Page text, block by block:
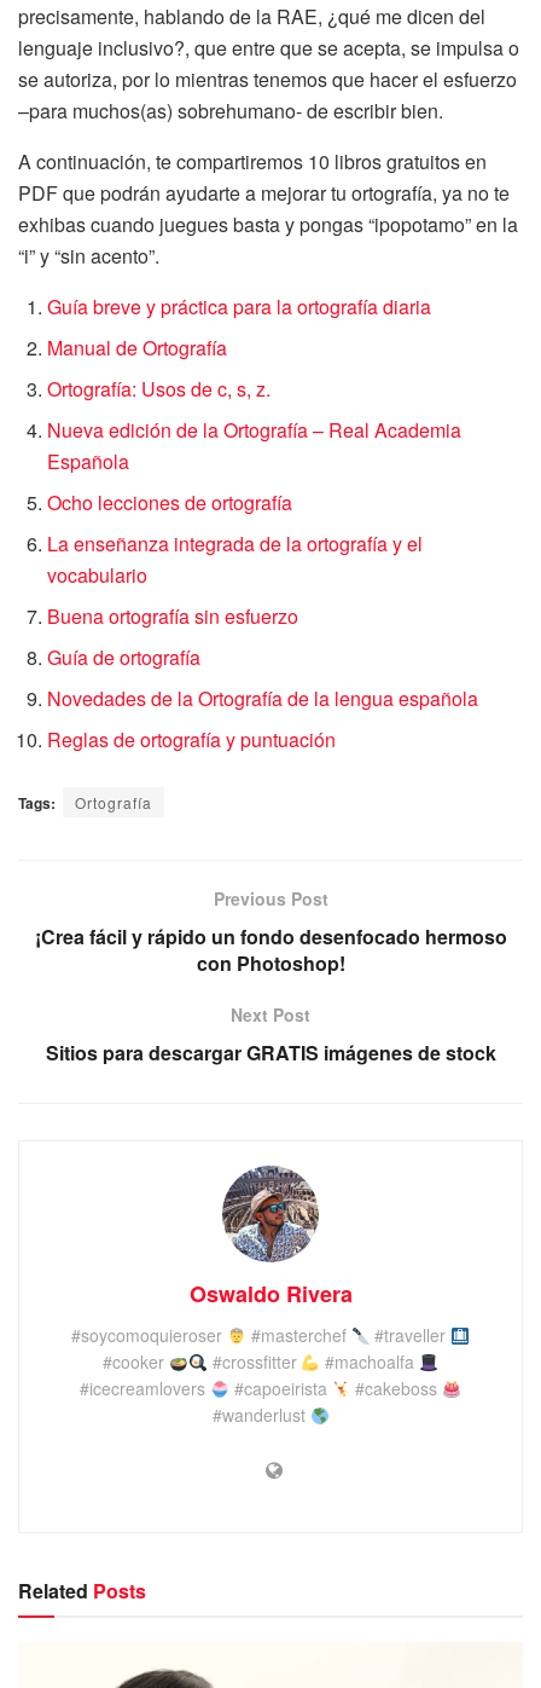
precisamente, hablando de la RAE, ¿qué me dicen del
lenguaje inclusivo?, que entre que se acepta, se impulsa o
se autoriza, por lo mientras tenemos que hacer el esfuerzo
–para muchos(as) sobrehumano- de escribir bien.
A continuación, te compartiremos 10 libros gratuitos en
PDF que podrán ayudarte a mejorar tu ortografía, ya no te
exhibas cuando juegues basta y pongas “ipopotamo” en la
“i” y “sin acento”.
Guía breve y práctica para la ortografía diaria
Manual de Ortografía
Ortografía: Usos de c, s, z.
Nueva edición de la Ortografía – Real Academia
Española
Ocho lecciones de ortografía
La enseñanza integrada de la ortografía y el
vocabulario
Buena ortografía sin esfuerzo
Guía de ortografía
Novedades de la Ortografía de la lengua española
Reglas de ortografía y puntuación
Tags: Ortografía
Previous Post
¡Crea fácil y rápido un fondo desenfocado hermoso
con Photoshop!
Next Post
Sitios para descargar GRATIS imágenes de stock
Oswaldo Rivera
#soycomoquieroser #masterchef
#traveller
#cooker
#crossfitter
#machoalfa
#icecreamlovers
#capoeirista
#cakeboss
#wanderlust
Related Posts